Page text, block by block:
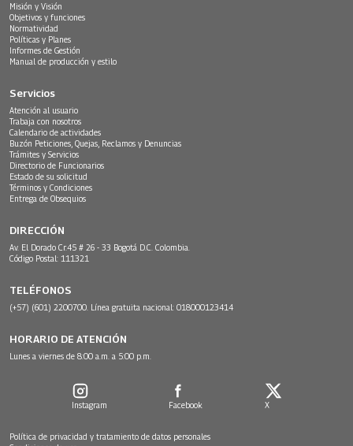
Misión y Visión
Objetivos y funciones
Normatividad
Políticas y Planes
Informes de Gestión
Manual de producción y estilo
Servicios
Atención al usuario
Trabaja con nosotros
Calendario de actividades
Buzón Peticiones, Quejas, Reclamos y Denuncias
Trámites y Servicios
Directorio de Funcionarios
Estado de su solicitud
Términos y Condiciones
Entrega de Obsequios
DIRECCIÓN
Av. El Dorado Cr.45 # 26 - 33 Bogotá D.C. Colombia.
Código Postal: 111321
TELÉFONOS
(+57) (601) 2200700. Línea gratuita nacional: 018000123414
HORARIO DE ATENCIÓN
Lunes a viernes de 8:00 a.m. a 5:00 p.m.
Instagram Facebook X
Política de privacidad y tratamiento de datos personales